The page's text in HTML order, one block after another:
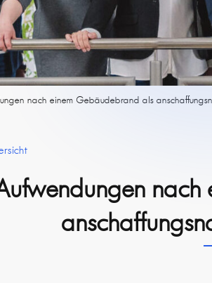
nach einem Gebäudebrand als